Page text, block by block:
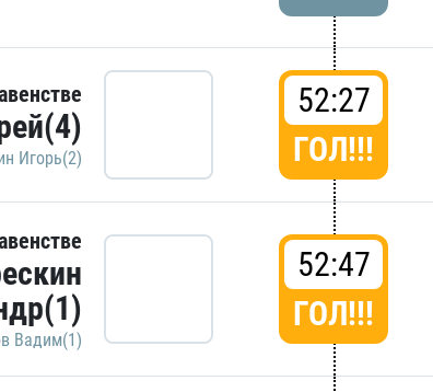
Игорь(2)
52:27
ГОЛ!!!
Вадим(1)
52:47
ГОЛ!!!